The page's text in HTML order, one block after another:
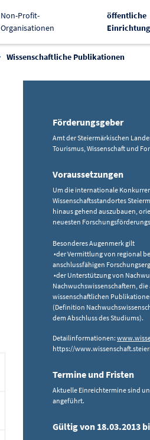
Non-Profit-
Organisationen
öffentliche
Wissenschaftliche Publikationen
Förderungsgeber
Amt der Steiermärkischen
Tourismus, Wissenschaft und
Voraussetzungen
Um die internationale
Wissenschaftsstandortes
hinaus gehend auszubauen,
neuesten
Besonderes Augenmerk gilt
•der Vermittlung von regional
anschlussfähigen
•der Unterstützung von
Nachwuchswissenschaftern,
wissenschaftlichen
(Definition
dem Abschluss des Studiums).
Detailinformationen:
https://
Termine und Fristen
Aktuelle Einreichtermine sind
angeführt.
Gültig von 18.03.2013